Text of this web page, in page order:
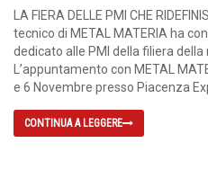
LA FIERA DELLE PMI CHE
tecnico di METAL MATERIA ha
dedicato alle PMI della filiera
L’appuntamento con METAL
e 6 Novembre presso Piacenza
CONTINUA A LEGGERE